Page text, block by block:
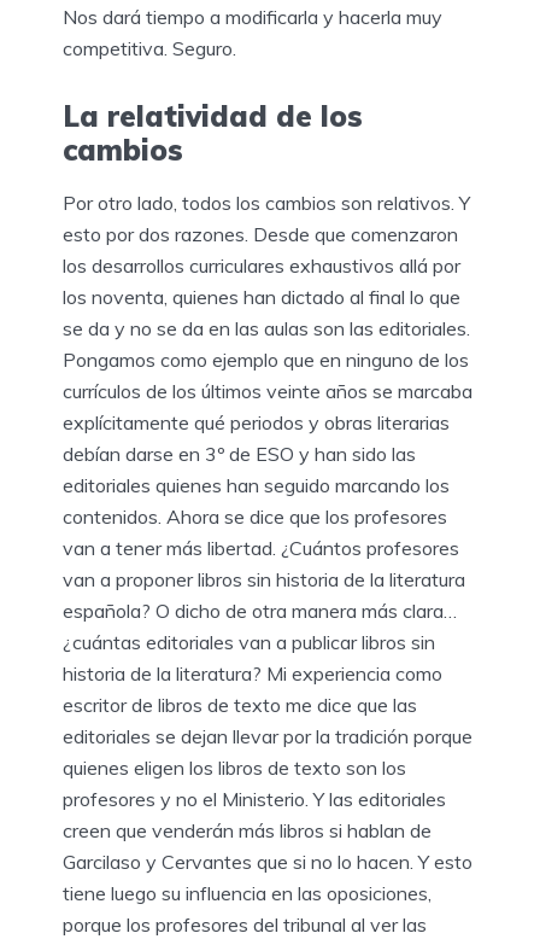
Nos dará tiempo a modificarla y hacerla muy
competitiva. Seguro.
La relatividad de los
cambios
Por otro lado, todos los cambios son relativos. Y
esto por dos razones. Desde que comenzaron
los desarrollos curriculares exhaustivos allá por
los noventa, quienes han dictado al final lo que
se da y no se da en las aulas son las editoriales.
Pongamos como ejemplo que en ninguno de los
currículos de los últimos veinte años se marcaba
explícitamente qué periodos y obras literarias
debían darse en 3º de ESO y han sido las
editoriales quienes han seguido marcando los
contenidos. Ahora se dice que los profesores
van a tener más libertad. ¿Cuántos profesores
van a proponer libros sin historia de la literatura
española? O dicho de otra manera más clara…
¿cuántas editoriales van a publicar libros sin
historia de la literatura? Mi experiencia como
escritor de libros de texto me dice que las
editoriales se dejan llevar por la tradición porque
quienes eligen los libros de texto son los
profesores y no el Ministerio. Y las editoriales
creen que venderán más libros si hablan de
Garcilaso y Cervantes que si no lo hacen. Y esto
tiene luego su influencia en las oposiciones,
porque los profesores del tribunal al ver las